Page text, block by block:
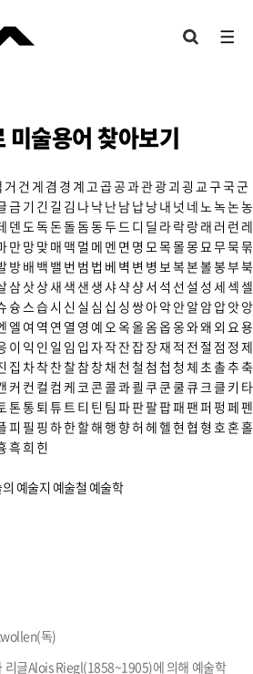
미술용어 찾아보기
거 건 게 겸 경 계 고 곱공과관광괴 굉 교 구국군
금기 긴 길 김 나낙난남납낭내 넛 네 노 녹논농
덴 도 독돈돌돔동두 드 디 딜 라락랑래 러 런 레
만망맞매 맥 멀 메 멘 면 명 모 목몰몽 묘 무묵묶
방배 백 밸 번 범 법 베 벽 변 병 보 복본볼봉부북
삼삿상새 색 샌 생샤샥샹서 석 선 설 성 세 섹 셀
슝 스습 시 신 실 심 십 싱 쌍아악안알암압앗앙
엘 여 역 연 열 영 예 오 옥올옴옵옹와왜 외 요 용
이 익 인 일 임 입 자작잔잡장재 적 전 절 점 정 제
집 차착찬찰참창채 천 철 첨 첩 청 체 초촐추축
커 컨 컬 컴 케 코 콘콜콰쾰 쿠쿤쿨큐 크 클 키 타
톤통퇴 튜 트 티 틴 팀 파판팔팝패팬퍼 펑 페펜
피 필 핑 하한할해행향허 헤헬현 협 형 호혼홀
흑희 힌
예술지 예술철 예술학
독)
리글Alois Riegl(1858~1905)에 의해 예술학